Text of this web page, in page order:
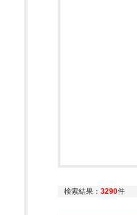
検索結果： 3290件